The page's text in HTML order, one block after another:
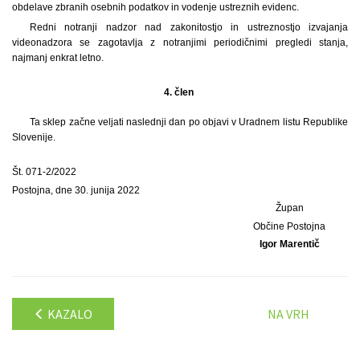
obdelave zbranih osebnih podatkov in vodenje ustreznih evidenc.
Redni notranji nadzor nad zakonitostjo in ustreznostjo izvajanja
videonadzora se zagotavlja z notranjimi periodičnimi pregledi stanja,
najmanj enkrat letno.
4. člen
Ta sklep začne veljati naslednji dan po objavi v Uradnem listu Republike
Slovenije.
Št. 071-2/2022
Postojna, dne 30. junija 2022
Župan
Občine Postojna
Igor Marentič
KAZALO NA VRH